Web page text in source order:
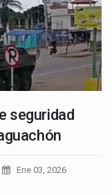
seguridad
Ene 03, 2026